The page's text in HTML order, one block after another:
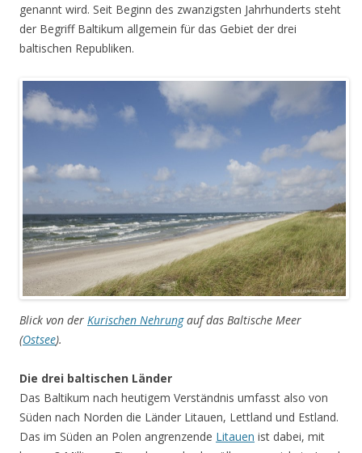
genannt wird. Seit Beginn des zwanzigsten Jahrhunderts steht
der Begriff Baltikum allgemein für das Gebiet der drei
baltischen Republiken.
Blick von der Kurischen Nehrungauf das Baltische Meer
(Ostsee).
Die drei baltischen Länder
Das Baltikum nach heutigem Verständnis umfasst also von
Süden nach Norden die Länder Litauen, Lettland und Estland.
Das im Süden an Polen angrenzende Litauen ist dabei, mit